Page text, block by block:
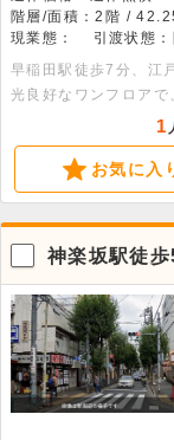
階層/面積：2階 /
現業態：
引渡状態
早稲田駅徒歩7分、江
光良好なワンフロア
（約42.25平米）の広
す。ご業種はご相談
1
お気に入
神楽坂駅徒
所